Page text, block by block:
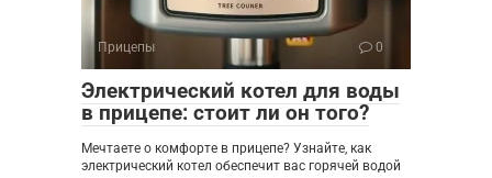
Прицепы 0
Электрический котел для воды
в прицепе: стоит ли он того?
Мечтаете о комфорте в прицепе? Узнайте, как
электрический котел обеспечит вас горячей водой